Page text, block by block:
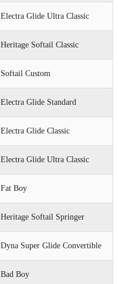
Electra Glide Ultra Classic
Heritage Softail Classic
Softail Custom
Electra Glide Standard
Electra Glide Classic
Electra Glide Ultra Classic
Fat Boy
Heritage Softail Springer
Dyna Super Glide Convertible
Bad Boy